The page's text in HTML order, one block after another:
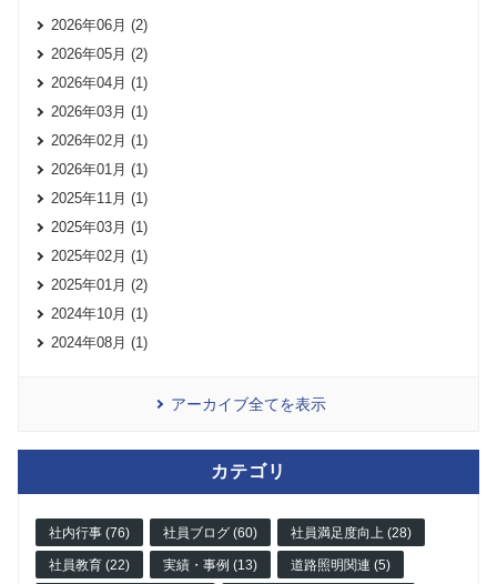
2026年06月 (2)
2026年05月 (2)
2026年04月 (1)
2026年03月 (1)
2026年02月 (1)
2026年01月 (1)
2025年11月 (1)
2025年03月 (1)
2025年02月 (1)
2025年01月 (2)
2024年10月 (1)
2024年08月 (1)
アーカイブ全てを表示
カテゴリ
社内行事 (76) 社員ブログ (60) 社員満足度向上 (28)
社員教育 (22) 実績・事例 (13) 道路照明関連 (5)